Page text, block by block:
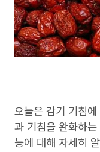
오늘은 감기 기침
과 기침을 완화하
능에 대해 자세히